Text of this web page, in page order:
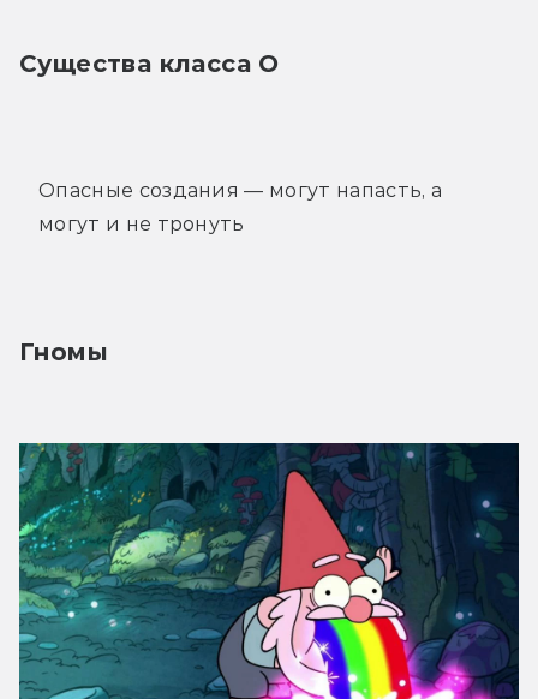
Существа класса О
Опасные создания — могут напасть, а
могут и не тронуть
Гномы